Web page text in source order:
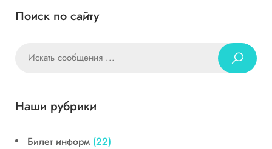
Поиск по сайту
Наши рубрики
Билет информ (22)